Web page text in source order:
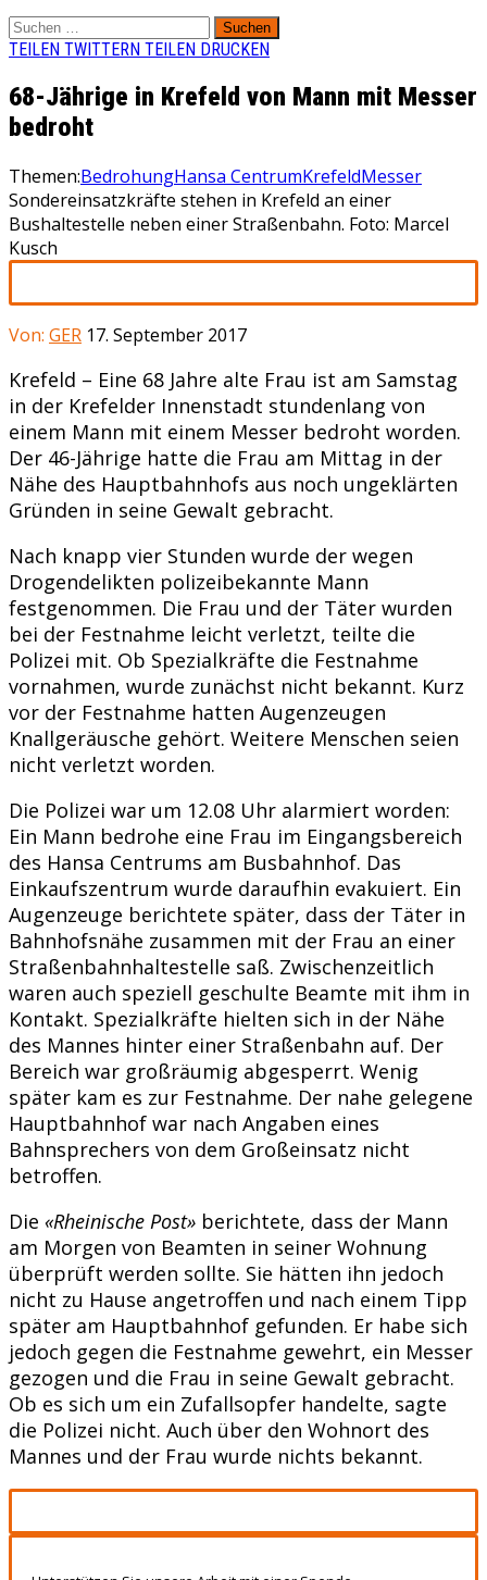
Suchen
nach:
TEILEN TWITTERN TEILEN DRUCKEN
68-Jährige in Krefeld von Mann mit Messer
bedroht
Themen:BedrohungHansa CentrumKrefeldMesser
Sondereinsatzkräfte stehen in Krefeld an einer
Bushaltestelle neben einer Straßenbahn. Foto: Marcel
Kusch
Von: GER 17. September 2017
Krefeld – Eine 68 Jahre alte Frau ist am Samstag
in der Krefelder Innenstadt stundenlang von
einem Mann mit einem Messer bedroht worden.
Der 46-Jährige hatte die Frau am Mittag in der
Nähe des Hauptbahnhofs aus noch ungeklärten
Gründen in seine Gewalt gebracht.
Nach knapp vier Stunden wurde der wegen
Drogendelikten polizeibekannte Mann
festgenommen. Die Frau und der Täter wurden
bei der Festnahme leicht verletzt, teilte die
Polizei mit. Ob Spezialkräfte die Festnahme
vornahmen, wurde zunächst nicht bekannt. Kurz
vor der Festnahme hatten Augenzeugen
Knallgeräusche gehört. Weitere Menschen seien
nicht verletzt worden.
Die Polizei war um 12.08 Uhr alarmiert worden:
Ein Mann bedrohe eine Frau im Eingangsbereich
des Hansa Centrums am Busbahnhof. Das
Einkaufszentrum wurde daraufhin evakuiert. Ein
Augenzeuge berichtete später, dass der Täter in
Bahnhofsnähe zusammen mit der Frau an einer
Straßenbahnhaltestelle saß. Zwischenzeitlich
waren auch speziell geschulte Beamte mit ihm in
Kontakt. Spezialkräfte hielten sich in der Nähe
des Mannes hinter einer Straßenbahn auf. Der
Bereich war großräumig abgesperrt. Wenig
später kam es zur Festnahme. Der nahe gelegene
Hauptbahnhof war nach Angaben eines
Bahnsprechers von dem Großeinsatz nicht
betroffen.
Die «Rheinische Post» berichtete, dass der Mann
am Morgen von Beamten in seiner Wohnung
überprüft werden sollte. Sie hätten ihn jedoch
nicht zu Hause angetroffen und nach einem Tipp
später am Hauptbahnhof gefunden. Er habe sich
jedoch gegen die Festnahme gewehrt, ein Messer
gezogen und die Frau in seine Gewalt gebracht.
Ob es sich um ein Zufallsopfer handelte, sagte
die Polizei nicht. Auch über den Wohnort des
Mannes und der Frau wurde nichts bekannt.